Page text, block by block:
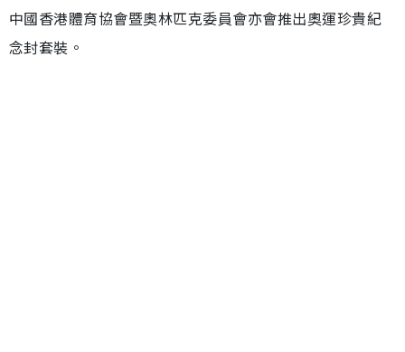
中國香港體育協會暨奧林匹克委員會亦會推出奧運珍貴紀
念封套裝。